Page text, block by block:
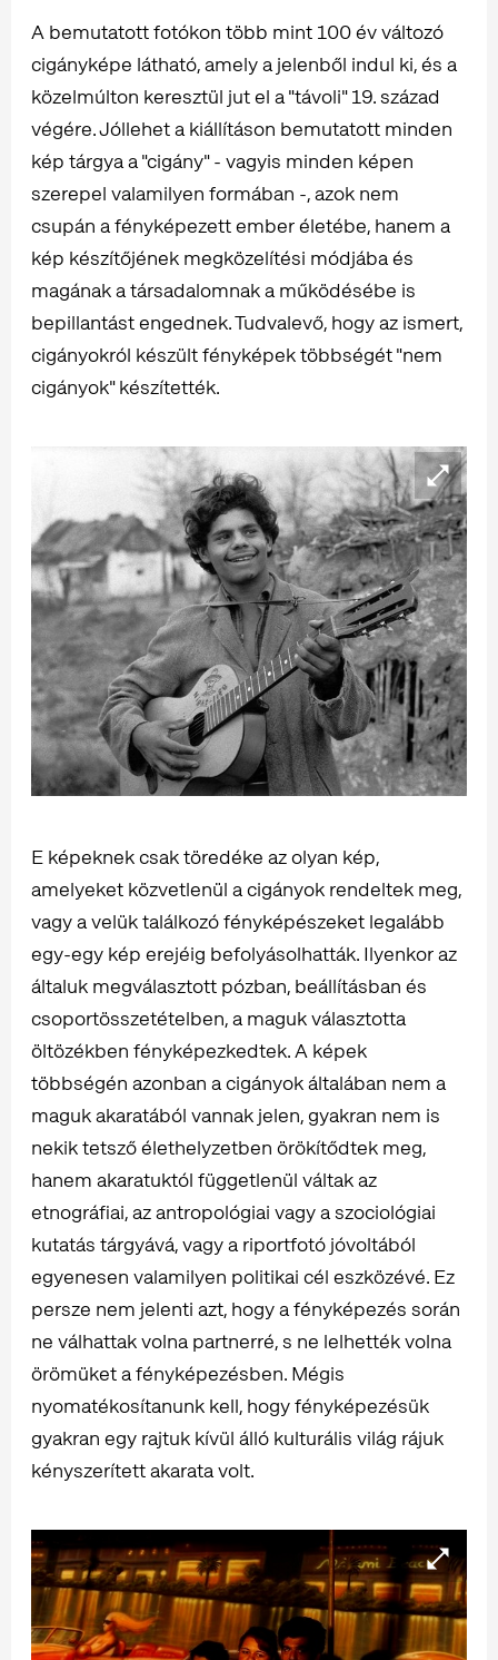
A bemutatott fotókon több mint 100 év változó
cigányképe látható, amely a jelenből indul ki, és a
közelmúlton keresztül jut el a "távoli" 19. század
végére. Jóllehet a kiállításon bemutatott minden
kép tárgya a "cigány" - vagyis minden képen
szerepel valamilyen formában -, azok nem
csupán a fényképezett ember életébe, hanem a
kép készítőjének megközelítési módjába és
magának a társadalomnak a működésébe is
bepillantást engednek. Tudvalevő, hogy az ismert,
cigányokról készült fényképek többségét "nem
cigányok" készítették.
E képeknek csak töredéke az olyan kép,
amelyeket közvetlenül a cigányok rendeltek meg,
vagy a velük találkozó fényképészeket legalább
egy-egy kép erejéig befolyásolhatták. Ilyenkor az
általuk megválasztott pózban, beállításban és
csoportösszetételben, a maguk választotta
öltözékben fényképezkedtek. A képek
többségén azonban a cigányok általában nem a
maguk akaratából vannak jelen, gyakran nem is
nekik tetsző élethelyzetben örökítődtek meg,
hanem akaratuktól függetlenül váltak az
etnográfiai, az antropológiai vagy a szociológiai
kutatás tárgyává, vagy a riportfotó jóvoltából
egyenesen valamilyen politikai cél eszközévé. Ez
persze nem jelenti azt, hogy a fényképezés során
ne válhattak volna partnerré, s ne lelhették volna
örömüket a fényképezésben. Mégis
nyomatékosítanunk kell, hogy fényképezésük
gyakran egy rajtuk kívül álló kulturális világ rájuk
kényszerített akarata volt.